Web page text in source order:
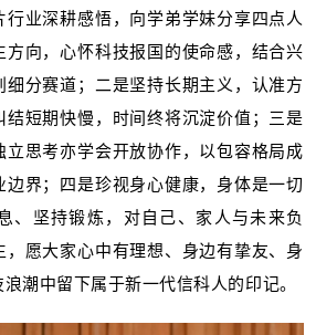
业深耕感悟，向学弟学妹分享四点人
方向，心怀科技报国的使命感，结合兴
分赛道；二是坚持长期主义，认准方
结短期快慢，时间终将沉淀价值；三是
立思考亦学会开放协作，以包容格局成
界；四是珍视身心健康，身体是一切
、坚持锻炼，对自己、家人与未来负
愿大家心中有理想、身边有挚友、身
潮中留下属于新一代信科人的印记。